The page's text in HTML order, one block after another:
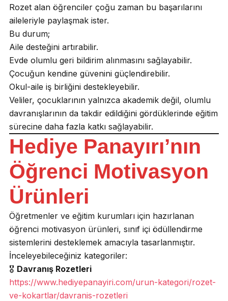
Rozet alan öğrenciler çoğu zaman bu başarılarını
aileleriyle paylaşmak ister.
Bu durum;
Aile desteğini artırabilir.
Evde olumlu geri bildirim alınmasını sağlayabilir.
Çocuğun kendine güvenini güçlendirebilir.
Okul-aile iş birliğini destekleyebilir.
Veliler, çocuklarının yalnızca akademik değil, olumlu
davranışlarının da takdir edildiğini gördüklerinde eğitim
sürecine daha fazla katkı sağlayabilir.
Hediye Panayırı’nın
Öğrenci Motivasyon
Ürünleri
Öğretmenler ve eğitim kurumları için hazırlanan
öğrenci motivasyon ürünleri, sınıf içi ödüllendirme
sistemlerini desteklemek amacıyla tasarlanmıştır.
İnceleyebileceğiniz kategoriler:
🎖️ Davranış Rozetleri
https://www.hediyepanayiri.com/urun-kategori/rozet-
ve-kokartlar/davranis-rozetleri